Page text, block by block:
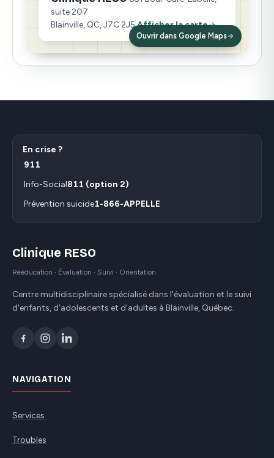
suite 207
Blainville, QC, J7C 2J5Afficher la carte
Ouvrir dans Google Maps
En crise ?
911
Info-Social811 (option 2)
Prévention suicide1-866-APPELLE
Clinique RESO
Rééducation · Évaluation · Suivi · Orientation
Centre multidisciplinaire spécialisé dans l'évaluation et le suivi
d'enfants, d'adolescents et d'adultes à Blainville, Québec.
NAVIGATION
Services
Troubles